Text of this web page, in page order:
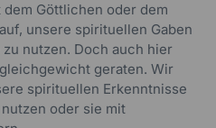
Göttlichen oder dem
unsere spirituellen Gaben
nutzen. Doch auch hier
geraten. Wir
spirituellen Erkenntnisse
oder sie mit